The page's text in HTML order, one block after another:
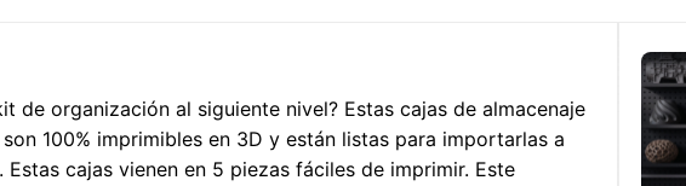
de organización al siguiente nivel? Estas cajas de almacenaje
100% imprimibles en 3D y están listas para importarlas a
cajas vienen en 5 piezas fáciles de imprimir. Este